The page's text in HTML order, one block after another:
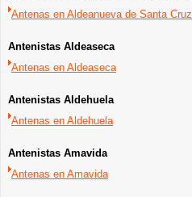
Antenas en Aldeanueva de Santa Cruz
Antenistas Aldeaseca
Antenas en Aldeaseca
Antenistas Aldehuela
Antenas en Aldehuela
Antenistas Amavida
Antenas en Amavida